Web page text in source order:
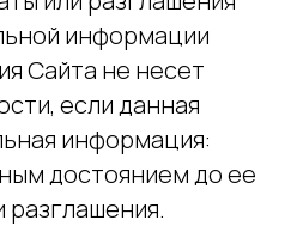
информации
Сайта не несет
если данная
информация:
достоянием до ее
разглашения.